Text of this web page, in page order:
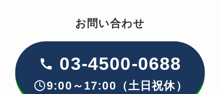
お問い合わせ
03-4500-0688
9:00～17:00（土日祝休）